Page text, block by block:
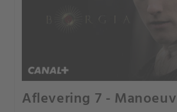
Aflevering 7 -